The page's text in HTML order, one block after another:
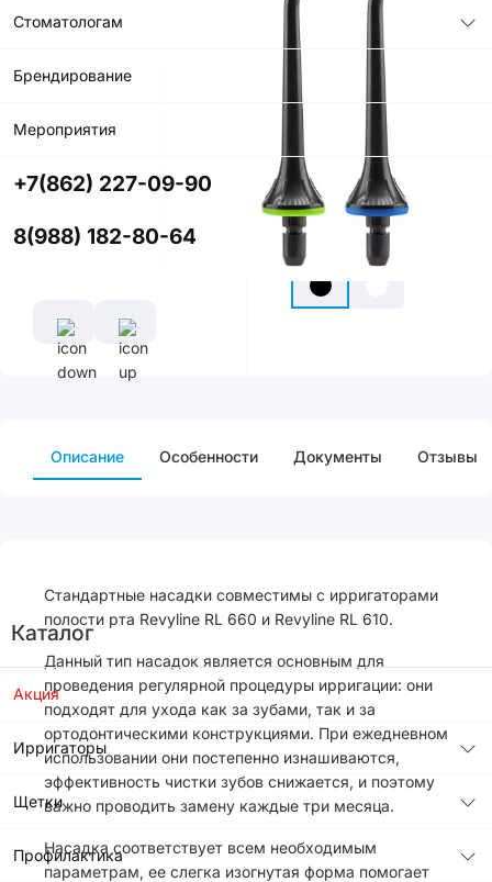
Стоматологам
Брендирование
Мероприятия
+7(862) 227-09-90
8(988) 182-80-64
Каталог
Акция
Ирригаторы
Щетки
Профилактика
В корзину
Купить в
приложении
со скидкой
Описание Особенности Документы Отзывы
Стандартные насадки совместимы с ирригаторами
полости рта Revyline RL 660 и Revyline RL 610.
Данный тип насадок является основным для
проведения регулярной процедуры ирригации: они
подходят для ухода как за зубами, так и за
ортодонтическими конструкциями. При ежедневном
использовании они постепенно изнашиваются,
эффективность чистки зубов снижается, и поэтому
важно проводить замену каждые три месяца.
Насадка соответствует всем необходимым
параметрам, ее слегка изогнутая форма помогает